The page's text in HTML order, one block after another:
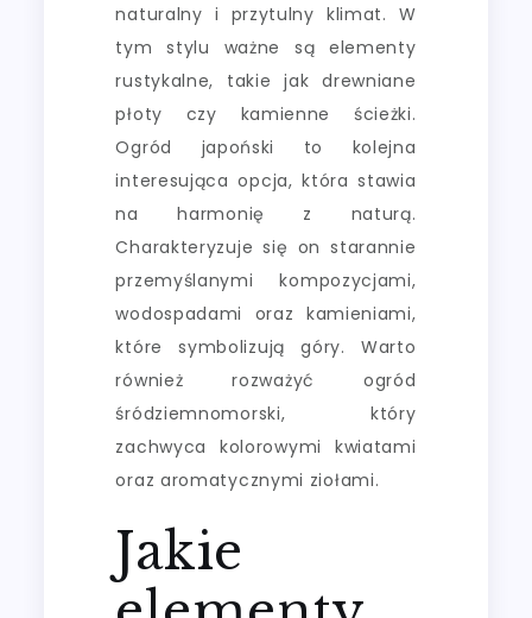
naturalny i przytulny klimat. W
tym stylu ważne są elementy
rustykalne, takie jak drewniane
płoty czy kamienne ścieżki.
Ogród japoński to kolejna
interesująca opcja, która stawia
na harmonię z naturą.
Charakteryzuje się on starannie
przemyślanymi kompozycjami,
wodospadami oraz kamieniami,
które symbolizują góry. Warto
również rozważyć ogród
śródziemnomorski, który
zachwyca kolorowymi kwiatami
oraz aromatycznymi ziołami.
Jakie